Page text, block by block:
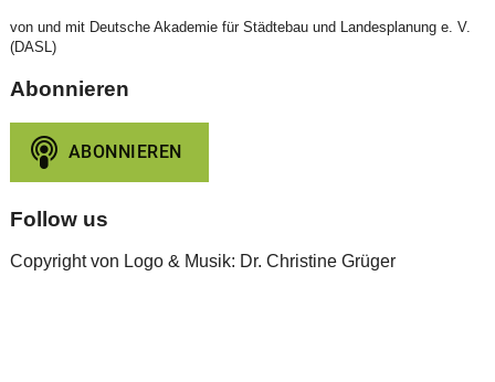
von und mit Deutsche Akademie für Städtebau und Landesplanung e. V.
(DASL)
Abonnieren
Follow us
Copyright von Logo & Musik: Dr. Christine Grüger